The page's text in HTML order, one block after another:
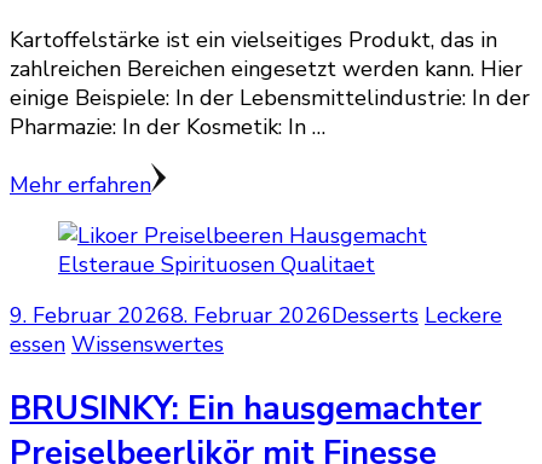
Kartoffelstärke ist ein vielseitiges Produkt, das in
zahlreichen Bereichen eingesetzt werden kann. Hier
einige Beispiele: In der Lebensmittelindustrie: In der
Pharmazie: In der Kosmetik: In …
Mehr erfahren
9. Februar 20268. Februar 2026Desserts Leckere
essen Wissenswertes
BRUSINKY: Ein hausgemachter
Preiselbeerlikör mit Finesse